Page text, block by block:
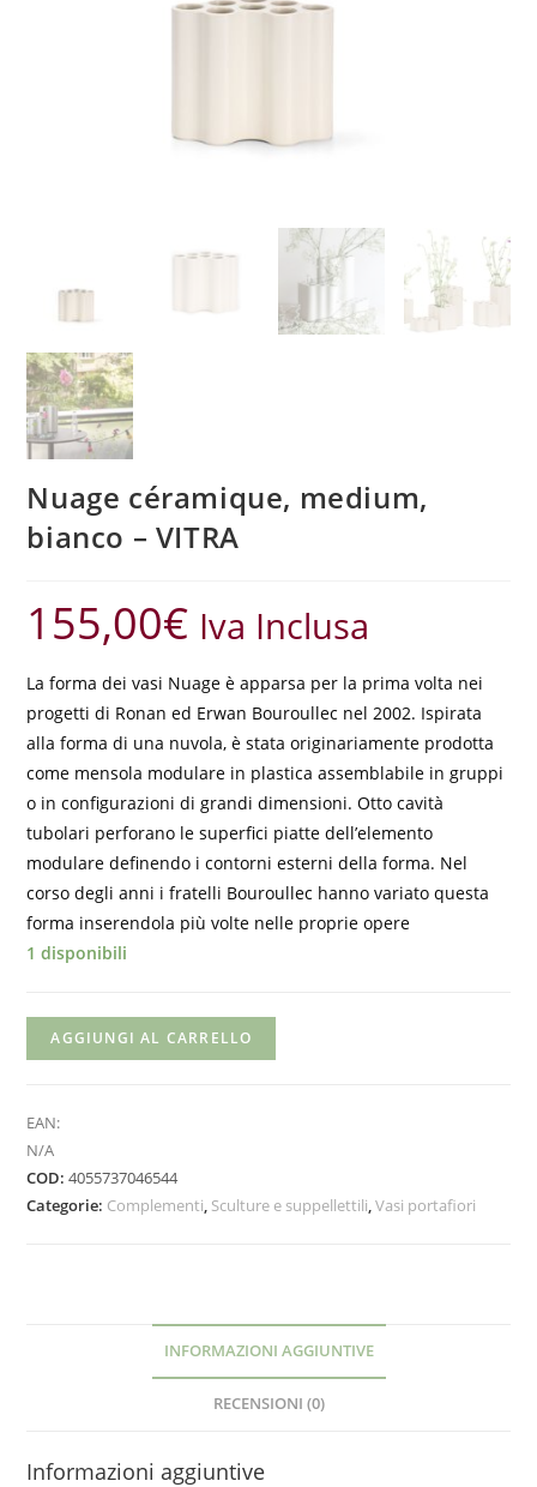
Nuage céramique, medium,
bianco – VITRA
155,00€ Iva Inclusa
La forma dei vasi Nuage è apparsa per la prima volta nei
progetti di Ronan ed Erwan Bouroullec nel 2002. Ispirata
alla forma di una nuvola, è stata originariamente prodotta
come mensola modulare in plastica assemblabile in gruppi
o in configurazioni di grandi dimensioni. Otto cavità
tubolari perforano le superfici piatte dell’elemento
modulare definendo i contorni esterni della forma. Nel
corso degli anni i fratelli Bouroullec hanno variato questa
forma inserendola più volte nelle proprie opere
1 disponibili
AGGIUNGI AL CARRELLO
EAN:
N/A
COD:4055737046544
Categorie: Complementi Sculture e suppellettili ,Vasi portafiori
INFORMAZIONI AGGIUNTIVE
RECENSIONI (0)
Informazioni aggiuntive